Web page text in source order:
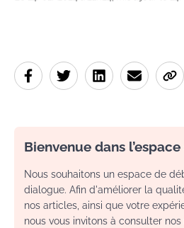
Bienvenue dans
Nous souhaitons un espace de
dialogue. Afin d'améliorer la
nos articles, ainsi que votre
nous vous invitons à consulter nos